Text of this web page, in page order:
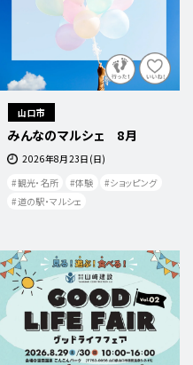
山口市
みんなのマルシェ 8月
2026年8月23日(日)
観光・名所
体験
ショッピング
道の駅・マルシェ